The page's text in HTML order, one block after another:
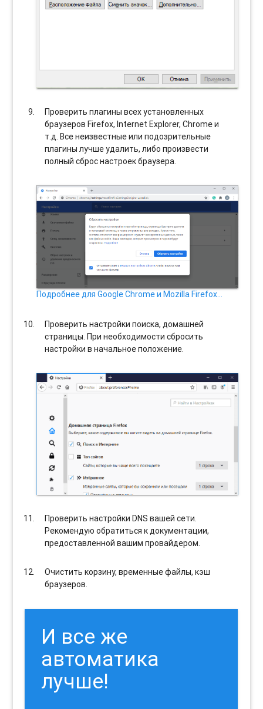
Проверить плагины всех установленных
браузеров Firefox, Internet Explorer, Chrome и
т.д. Все неизвестные или подозрительные
плагины лучше удалить, либо произвести
полный сброс настроек браузера.
Подробнее для Google Chrome и Mozilla Firefox…
Проверить настройки поиска, домашней
страницы. При необходимости сбросить
настройки в начальное положение.
Проверить настройки DNS вашей сети.
Рекомендую обратиться к документации,
предоставленной вашим провайдером.
Очистить корзину, временные файлы, кэш
браузеров.
И все же
автоматика
лучше!